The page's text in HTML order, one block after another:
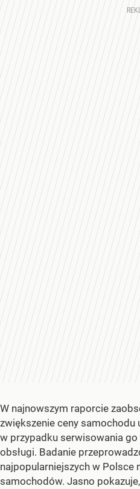
W najnowszym raporcie
zwiększenie ceny samochodu
w przypadku serwisowania
obsługi. Badanie
najpopularniejszych w Polsce
samochodów. Jasno